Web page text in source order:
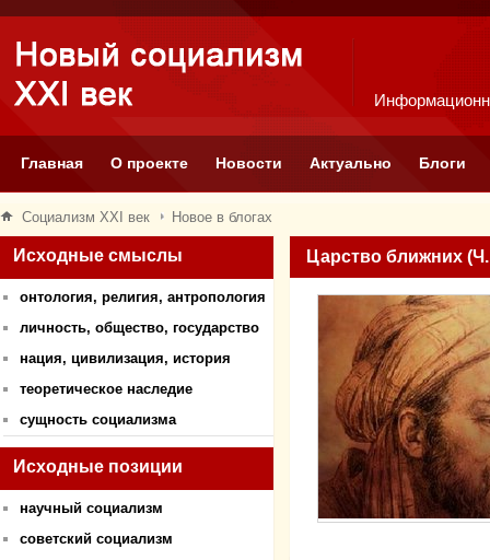
Главная О проекте Новости Актуально Блоги
Социализм XXI век Новое в блогах
Исходные смыслы
онтология, религия, антропология
личность, общество, государство
нация, цивилизация, история
теоретическое наследие
сущность социализма
Исходные позиции
научный социализм
советский социализм
Царство ближних